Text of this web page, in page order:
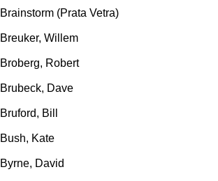
Brainstorm (Prata Vetra)
Breuker, Willem
Broberg, Robert
Brubeck, Dave
Bruford, Bill
Bush, Kate
Byrne, David